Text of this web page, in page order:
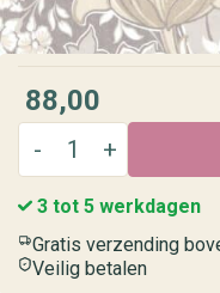
88,00
3 tot 5 werkdagen
Gratis verzending
Veilig betalen